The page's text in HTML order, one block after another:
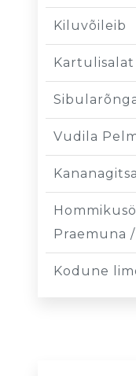
Kiluvõileib
Kartulisalat
Vudila
Praemuna
Kodune